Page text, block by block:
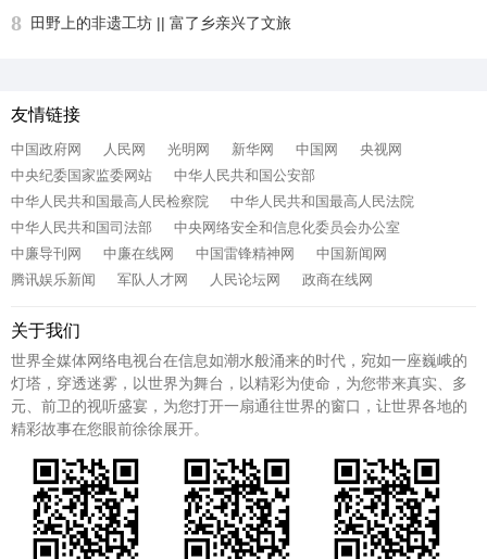
8 田野上的非遗工坊 || 富了乡亲兴了文旅
友情链接
中国政府网 人民网 光明网 新华网 中国网
央视网
中央纪委国家监委网站
中华人民共和国公安部
中华人民共和国最高人民检察院
中华人民共和国最高人民法院
中华人民共和国司法部
中央网络安全和信息化委员会办公室
中廉导刊网
中廉在线网 中国雷锋精神网
中国新闻网
腾讯娱乐新闻
军队人才网 人民论坛网 政商在线网
关于我们
世界全媒体网络电视台在信息如潮水般涌来的时代，宛如一座巍峨的
灯塔，穿透迷雾，以世界为舞台，以精彩为使命，为您带来真实、多
元、前卫的视听盛宴，为您打开一扇通往世界的窗口，让世界各地的
精彩故事在您眼前徐徐展开。